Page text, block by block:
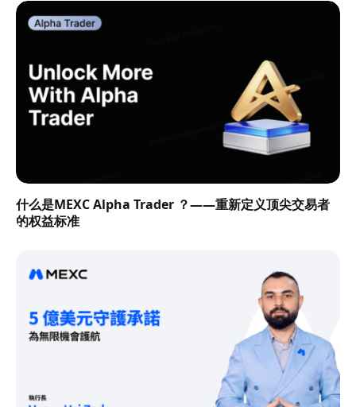
什么是MEXC Alpha Trader ？——重新定义顶尖交易者
的权益标准